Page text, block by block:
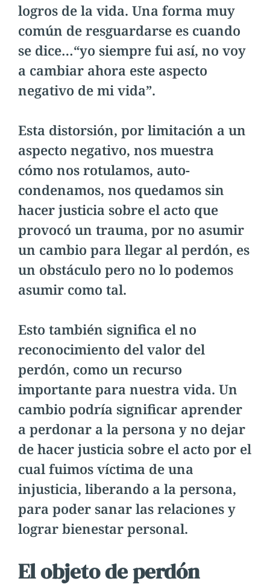
logros de la vida. Una forma muy
común de resguardarse es cuando
se dice…“yo siempre fui así, no voy
a cambiar ahora este aspecto
negativo de mi vida”.
Esta distorsión, por limitación a un
aspecto negativo, nos muestra
cómo nos rotulamos, auto-
condenamos, nos quedamos sin
hacer justicia sobre el acto que
provocó un trauma, por no asumir
un cambio para llegar al perdón, es
un obstáculo pero no lo podemos
asumir como tal.
Esto también significa el no
reconocimiento del valor del
perdón, como un recurso
importante para nuestra vida. Un
cambio podría significar aprender
a perdonar a la persona y no dejar
de hacer justicia sobre el acto por el
cual fuimos víctima de una
injusticia, liberando a la persona,
para poder sanar las relaciones y
lograr bienestar personal.
El objeto de perdón